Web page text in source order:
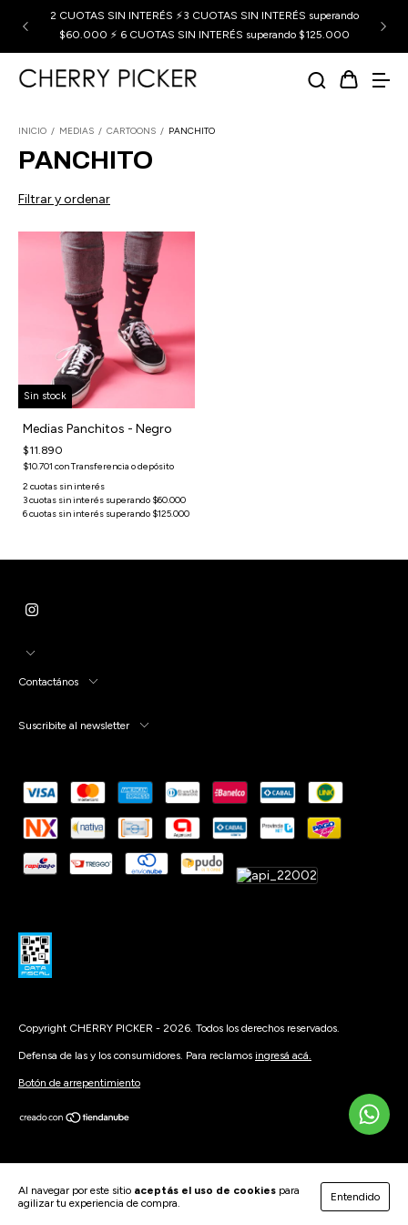
2 CUOTAS SIN INTERÉS ⚡3 CUOTAS SIN INTERÉS superando
$60.000 ⚡ 6 CUOTAS SIN INTERÉS superando $125.000
Al navegar por este sitio aceptás el uso de cookies para
agilizar tu experiencia de compra.
Entendido
INICIO / MEDIAS / CARTOONS / PANCHITO
PANCHITO
Filtrar y ordenar
Sin stock
Medias Panchitos - Negro
$11.890
$10.701 conTransferencia o depósito
Contactános
Suscribite al newsletter
Copyright CHERRY PICKER - 2026. Todos los derechos reservados.
Defensa de las y los consumidores. Para reclamos ingresá acá.
Botón de arrepentimiento